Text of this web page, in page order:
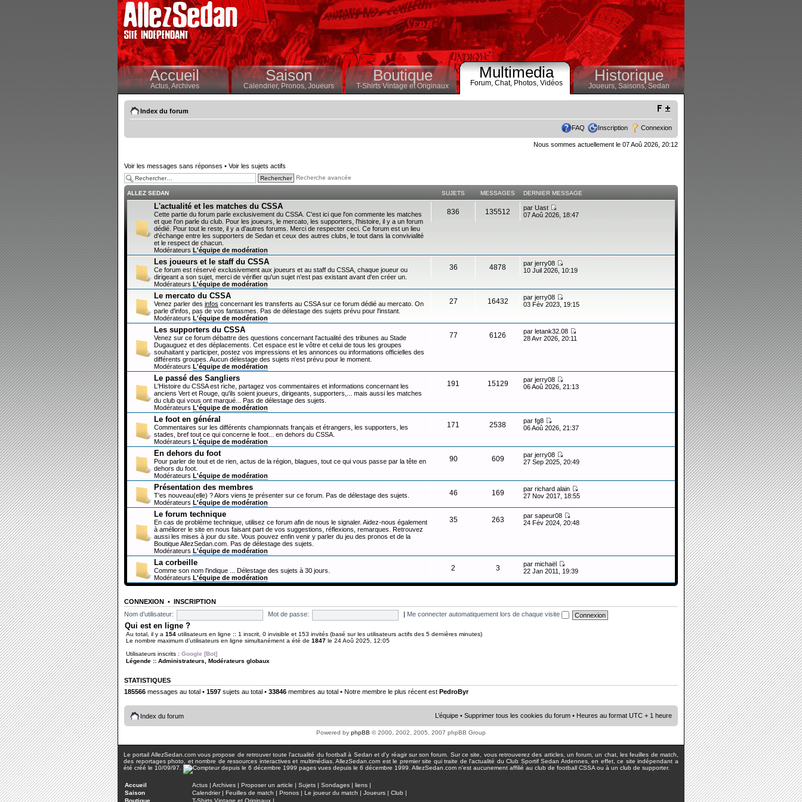
Accueil
Actus,Archives
Saison
Calendrier,Pronos, Joueurs
Boutique
T-Shirts Vintage et Originaux
Multimedia
Forum, Chat, Photos, Vidéos Historique
Joueurs, Saisons,Sedan
Index du forum
FAQ Inscription Connexion
Nous sommes actuellement le 07 Aoû 2026, 20:12
Voir les messages sans réponses • Voir les sujets actifs
Recherche avancée
ALLEZ SEDAN SUJETS MESSAGES DERNIER MESSAGE
L'actualité et les matches du CSSA
Cette partie du forum parle exclusivement du CSSA. C'est ici que l'on commente les matches
et que l'on parle du club. Pour les joueurs, le mercato, les supporters, l'histoire, il y a un forum
dédié. Pour tout le reste, il y a d'autres forums. Merci de respecter ceci. Ce forum est un lieu
d'échange entre les supporters de Sedan et ceux des autres clubs, le tout dans la convivialité
et le respect de chacun.
Modérateurs L'équipe de modération
836 135512 par Uast
07 Aoû 2026, 18:47
Les joueurs et le staff du CSSA
Ce forum est réservé exclusivement aux joueurs et au staff du CSSA, chaque joueur ou
dirigeant a son sujet, merci de vérifier qu'un sujet n'est pas existant avant d'en créer un.
Modérateurs L'équipe de modération
36 4878 par jerry08
10 Juil 2026, 10:19
Le mercato du CSSA
Venez parler des infos concernant les transferts au CSSA sur ce forum dédié au mercato. On
parle d'infos, pas de vos fantasmes. Pas de délestage des sujets prévu pour l'instant.
Modérateurs L'équipe de modération
27 16432 par jerry08
03 Fév 2023, 19:15
Les supporters du CSSA
Venez sur ce forum débattre des questions concernant l'actualité des tribunes au Stade
Dugauguez et des déplacements. Cet espace est le vôtre et celui de tous les groupes
souhaitant y participer, postez vos impressions et les annonces ou informations officielles des
différents groupes. Aucun délestage des sujets n'est prévu pour le moment.
Modérateurs L'équipe de modération
77 6126 par letank32.08
28 Avr 2026, 20:11
Le passé des Sangliers
L'Histoire du CSSA est riche, partagez vos commentaires et informations concernant les
anciens Vert et Rouge, qu'ils soient joueurs, dirigeants, supporters,... mais aussi les matches
du club qui vous ont marqué... Pas de délestage des sujets.
Modérateurs L'équipe de modération
191 15129 par jerry08
06 Aoû 2026, 21:13
Le foot en général
Commentaires sur les différents championnats français et étrangers, les supporters, les
stades, bref tout ce qui concerne le foot... en dehors du CSSA.
Modérateurs L'équipe de modération
171 2538 par fg8
06 Aoû 2026, 21:37
En dehors du foot
Pour parler de tout et de rien, actus de la région, blagues, tout ce qui vous passe par la tête en
dehors du foot.
Modérateurs L'équipe de modération
90 609 par jerry08
27 Sep 2025, 20:49
Présentation des membres
T'es nouveau(elle) ? Alors viens te présenter sur ce forum. Pas de délestage des sujets.
Modérateurs L'équipe de modération
46 169 par richard alain
27 Nov 2017, 18:55
Le forum technique
En cas de problème technique, utilisez ce forum afin de nous le signaler. Aidez-nous également
à améliorer le site en nous faisant part de vos suggestions, réflexions, remarques. Retrouvez
aussi les mises à jour du site. Vous pouvez enfin venir y parler du jeu des pronos et de la
Boutique AllezSedan.com. Pas de délestage des sujets.
Modérateurs L'équipe de modération
35 263 par sapeur08
24 Fév 2024, 20:48
La corbeille
Comme son nom l'indique ... Délestage des sujets à 30 jours.
Modérateurs L'équipe de modération
2 3 par michaël
22 Jan 2011, 19:39
CONNEXION • INSCRIPTION
Nom d’utilisateur:
Mot de passe: Me connecter automatiquement lors de chaque visite
Qui est en ligne ?
Au total, il y a 154 utilisateurs en ligne :: 1 inscrit, 0 invisible et 153 invités (basé sur les utilisateurs actifs des 5 dernières minutes)
Le nombre maximum d’utilisateurs en ligne simultanément a été de 1847 le 24 Aoû 2025, 12:05
Utilisateurs inscrits : Google [Bot]
Légende :: Administrateurs Modérateurs globaux
STATISTIQUES
185566 messages au total • 1597 sujets au total • 33846 membres au total • Notre membre le plus récent est PedroByr
Index du forum L’équipe • Supprimer tous les cookies du forum • Heures au format UTC + 1 heure
Powered by phpBB © 2000, 2002, 2005, 2007 phpBB Group
Le portail AllezSedan.com vous propose de retrouver toute l'actualité du football à Sedan et d'y réagir sur son forum. Sur ce site, vous retrouverez des articles, un forum, un chat, les feuilles de match,
des reportages photo, et nombre de ressources interactives et multimédias. AllezSedan.com est le premier site qui traite de l'actualité du Club Sportif Sedan Ardennes, en effet, ce site indépendant a
été créé le 10/09/97.
pages vues depuis le 6 décembre 1999. AllezSedan.com n'est aucunement affilié au club de football CSSA ou à un club de supporter.
Accueil Actus | Archives | Proposer un article | Sujets | Sondages | liens |
Saison
Calendrier| Feuilles de match | Pronos | Le joueur du match | Joueurs | Club |
Boutique
T-Shirts Vintage et Originaux |